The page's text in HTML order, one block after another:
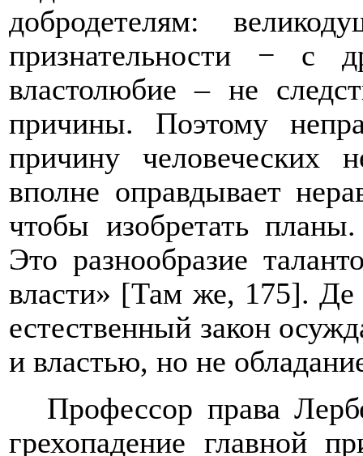
добродетелям:
признательности − с
властолюбие – не
причины. Поэтому
причину человеческих
вполне оправдывает
чтобы изобретать
Это разнообразие
власти» [Там же, 175]. Де
естественный закон
и властью, но не
Профессор права
грехопадение главной